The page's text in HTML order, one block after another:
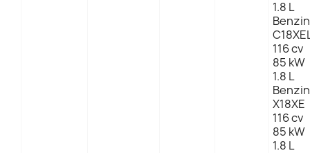
1.8 L
116 cv
85 kW
1.8 L
X18XE
116 cv
85 kW
1.8 L